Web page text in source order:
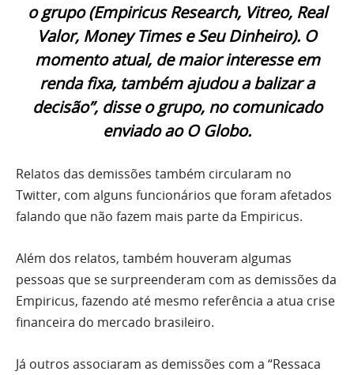
o grupo (Empiricus Research, Vitreo, Real
Valor, Money Times e Seu Dinheiro). O
momento atual, de maior interesse em
renda fixa, também ajudou a balizar a
decisão”, disse o grupo, no comunicado
enviado ao O Globo.
Relatos das demissões também circularam no
Twitter, com alguns funcionários que foram afetados
falando que não fazem mais parte da Empiricus.
Além dos relatos, também houveram algumas
pessoas que se surpreenderam com as demissões da
Empiricus, fazendo até mesmo referência a atua crise
financeira do mercado brasileiro.
Já outros associaram as demissões com a “Ressaca